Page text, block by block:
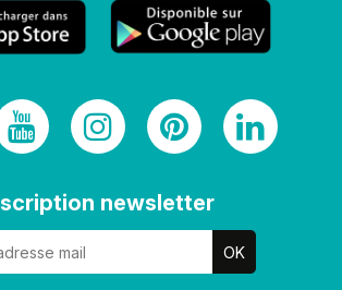
newsletter